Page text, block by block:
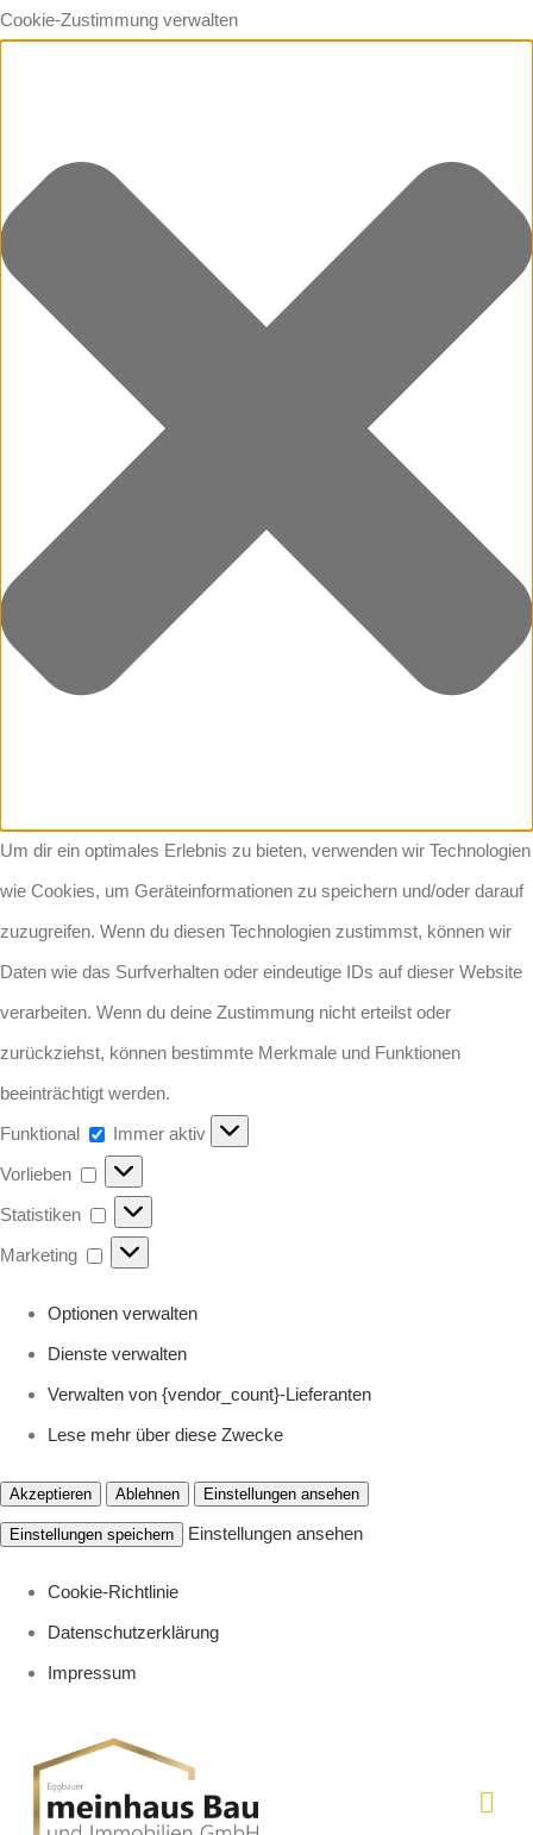
Cookie-Zustimmung verwalten
Um dir ein optimales Erlebnis zu bieten, verwenden wir Technologien
wie Cookies, um Geräteinformationen zu speichern und/oder darauf
zuzugreifen. Wenn du diesen Technologien zustimmst, können wir
Daten wie das Surfverhalten oder eindeutige IDs auf dieser Website
verarbeiten. Wenn du deine Zustimmung nicht erteilst oder
zurückziehst, können bestimmte Merkmale und Funktionen
beeinträchtigt werden.
Funktional
Funktional
Immer aktiv
Vorlieben
Vorlieben
Statistiken Statistiken
Marketing Marketing
Optionen verwalten
Dienste verwalten
Verwalten von {vendor_count}-Lieferanten
Lese mehr über diese Zwecke
Akzeptieren Ablehnen Einstellungen ansehen
Einstellungen speichern Einstellungen ansehen
Cookie-Richtlinie
Datenschutzerklärung
Impressum
Inhalt
springen